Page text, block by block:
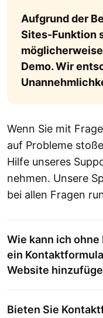
Aufgrund der
Sites-Funktion
Demo. Wir
Wenn Sie mit
auf Probleme
Hilfe unseres
nehmen. Unsere
bei allen Fragen
Wie kann ich
ein
Website
Bieten Sie